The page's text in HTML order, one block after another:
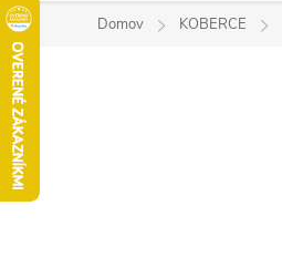
Domov KOBERCE